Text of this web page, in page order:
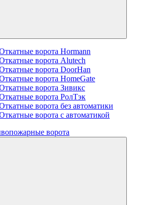
ворота Hormann
ворота Alutech
ворота DoorHan
ворота HomeGate
ворота Зивикс
ворота РолТэк
ворота без автоматики
ворота с автоматикой
ворота